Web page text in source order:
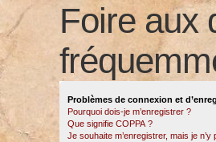
Foire aux
Problèmes de connexion et
Pourquoi dois-je m’enregistrer ?
Que signifie COPPA ?
Je souhaite m’enregistrer, mais je n’y